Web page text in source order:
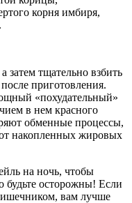
корня имбиря,
затем тщательно взбить
приготовления.
«похудательный»
в нем красного
обменные процессы,
накопленных жировых
на ночь, чтобы
осторожны! Если
вам лучше